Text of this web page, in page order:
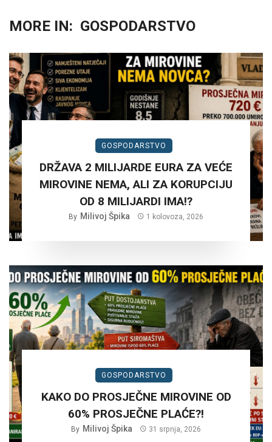
MORE IN: GOSPODARSTVO
GOSPODARSTVO
DRŽAVA 2 MILIJARDE EURA ZA VEĆE
MIROVINE NEMA, ALI ZA KORUPCIJU
OD 8 MILIJARDI IMA!?
By Milivoj Špika 1 kolovoza, 2026
GOSPODARSTVO
KAKO DO PROSJEČNE MIROVINE OD
60% PROSJEČNE PLAĆE?!
By Milivoj Špika 31 srpnja, 2026